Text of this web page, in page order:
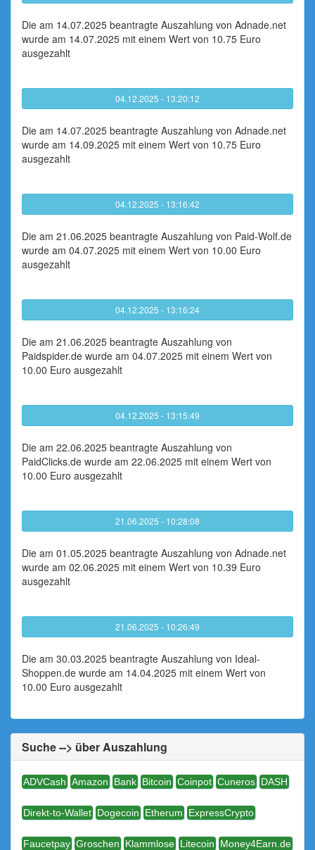
Die am 14.07.2025 beantragte Auszahlung von Adnade.net
wurde am 14.07.2025 mit einem Wert von 10.75 Euro
ausgezahlt
04.12.2025 - 13:20:12
Die am 14.07.2025 beantragte Auszahlung von Adnade.net
wurde am 14.09.2025 mit einem Wert von 10.75 Euro
ausgezahlt
04.12.2025 - 13:16:42
Die am 21.06.2025 beantragte Auszahlung von Paid-Wolf.de
wurde am 04.07.2025 mit einem Wert von 10.00 Euro
ausgezahlt
04.12.2025 - 13:16:24
Die am 21.06.2025 beantragte Auszahlung von
Paidspider.de wurde am 04.07.2025 mit einem Wert von
10.00 Euro ausgezahlt
04.12.2025 - 13:15:49
Die am 22.06.2025 beantragte Auszahlung von
PaidClicks.de wurde am 22.06.2025 mit einem Wert von
10.00 Euro ausgezahlt
21.06.2025 - 10:28:08
Die am 01.05.2025 beantragte Auszahlung von Adnade.net
wurde am 02.06.2025 mit einem Wert von 10.39 Euro
ausgezahlt
21.06.2025 - 10:26:49
Die am 30.03.2025 beantragte Auszahlung von Ideal-
Shoppen.de wurde am 14.04.2025 mit einem Wert von
10.00 Euro ausgezahlt
Suche --> über Auszahlung
ADVCash Amazon Bank Bitcoin Coinpot Cuneros DASH
Direkt-to-Wallet Dogecoin Etherum ExpressCrypto
Faucetpay Groschen Klammlose Litecoin Money4Earn.de